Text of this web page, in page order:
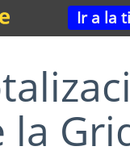
Ir a la
la